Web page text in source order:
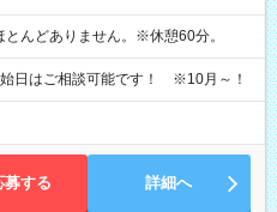
んどありません。※休憩60分。
日はご相談可能です！ ※10月～！
募する 詳細へ